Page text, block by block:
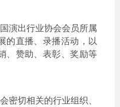
出行业协会会员所属
的直播、录播活动，以
、赞助、表彰、奖励等
切相关的行业组织、